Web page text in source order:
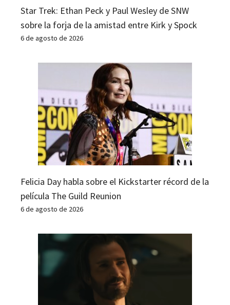
Star Trek: Ethan Peck y Paul Wesley de SNW
sobre la forja de la amistad entre Kirk y Spock
6 de agosto de 2026
Felicia Day habla sobre el Kickstarter récord de la
película The Guild Reunion
6 de agosto de 2026